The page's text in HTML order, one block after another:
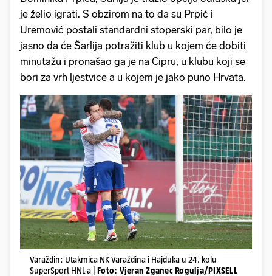
je želio igrati. S obzirom na to da su Prpić i
Uremović postali standardni stoperski par, bilo je
jasno da će Šarlija potražiti klub u kojem će dobiti
minutažu i pronašao ga je na Cipru, u klubu koji se
bori za vrh ljestvice a u kojem je jako puno Hrvata.
Varaždin: Utakmica NK Varaždina i Hajduka u 24. kolu
SuperSport HNL-a | Foto: Vjeran Zganec Rogulja/PIXSELL